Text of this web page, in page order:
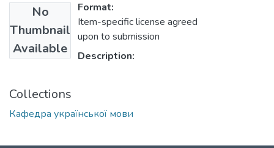
No
Thumbnail
Available
Format:
Item-specific license agreed
upon to submission
Description:
Collections
Кафедра української мови